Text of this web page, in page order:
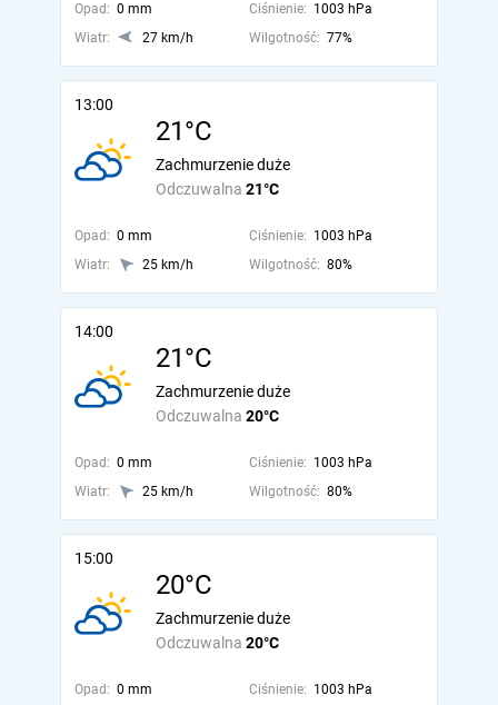
Opad: 0 mm Ciśnienie: 1003 hPa
Wiatr:
27 km/h Wilgotność: 77%
13:00
21°C
Odczuwalna 21°C
Zachmurzenie duże
Opad: 0 mm Ciśnienie: 1003 hPa
Wiatr:
25 km/h Wilgotność: 80%
14:00
21°C
Odczuwalna 20°C
Zachmurzenie duże
Opad: 0 mm Ciśnienie: 1003 hPa
Wiatr:
25 km/h Wilgotność: 80%
15:00
20°C
Odczuwalna 20°C
Zachmurzenie duże
Opad: 0 mm Ciśnienie: 1003 hPa